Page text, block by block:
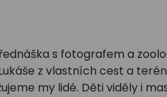
s fotografem a
z vlastních cest a
my lidé. Děti viděly i